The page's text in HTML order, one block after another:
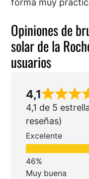
forma muy
Opiniones de
solar de la
usuarios
4,1
4,1 de 5
reseñas)
Excelente
Muy buena